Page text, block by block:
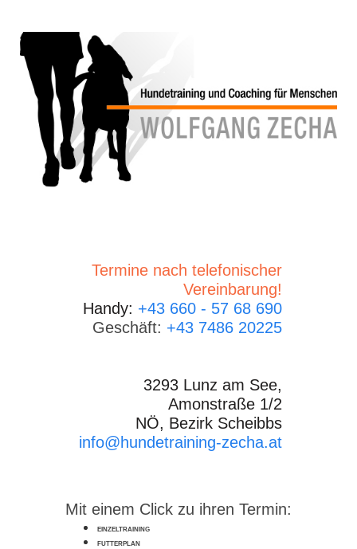
Termine nach telefonischer
Vereinbarung!
Handy: +43 660 - 57 68 690
Geschäft: +43 7486 20225
3293 Lunz am See,
Amonstraße 1/2
NÖ, Bezirk Scheibbs
info@hundetraining-zecha.at
Mit einem Click zu ihren Termin:
EINZELTRAINING
FUTTERPLAN